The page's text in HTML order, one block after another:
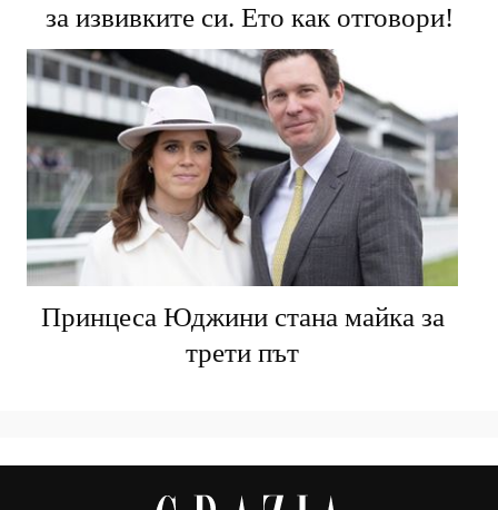
за извивките си. Ето как отговори!
Принцеса Юджини стана майка за
трети път